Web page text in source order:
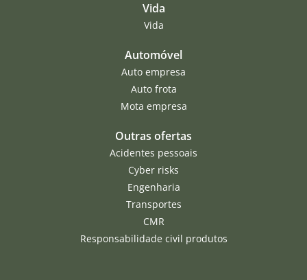
Vida
Vida
Automóvel
Auto empresa
Auto frota
Mota empresa
Outras ofertas
Acidentes pessoais
Cyber risks
Engenharia
Transportes
CMR
Responsabilidade civil produtos